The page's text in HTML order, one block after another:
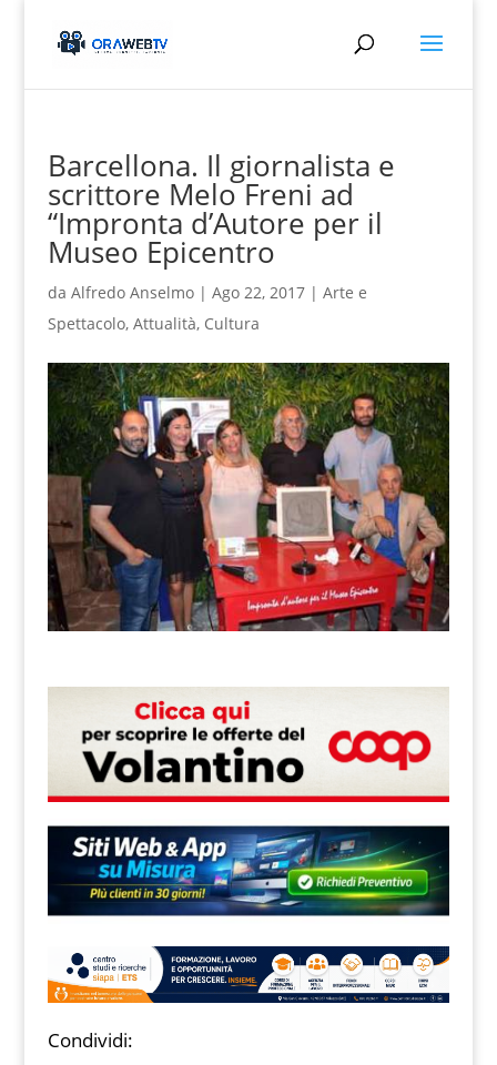
Barcellona. Il giornalista e
scrittore Melo Freni ad
“Impronta d’Autore per il
Museo Epicentro
da Alfredo Anselmo| Ago 22, 2017| Arte e
Spettacolo, Attualità, Cultura
Condividi: